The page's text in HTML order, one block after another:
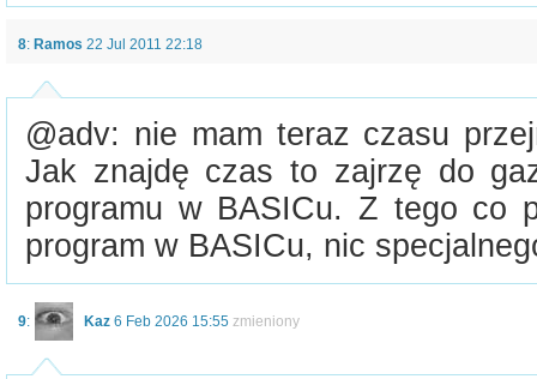
8: Ramos 22 Jul 2011 22:18
@adv: nie mam teraz czasu
Jak znajdę czas to zajrzę do
programu w BASICu. Z tego co
program w BASICu, nic
9: Kaz 6 Feb 2026 15:55 zmieniony